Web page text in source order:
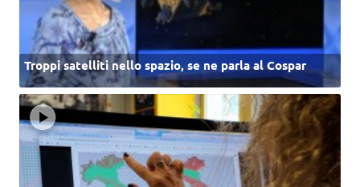
Troppi satelliti nello spazio, se ne parla al Cospar